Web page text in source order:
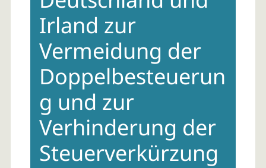
Irland zur
Vermeidung der
Doppelbesteuerun
g und zur
Verhinderung der
Steuerverkürzung